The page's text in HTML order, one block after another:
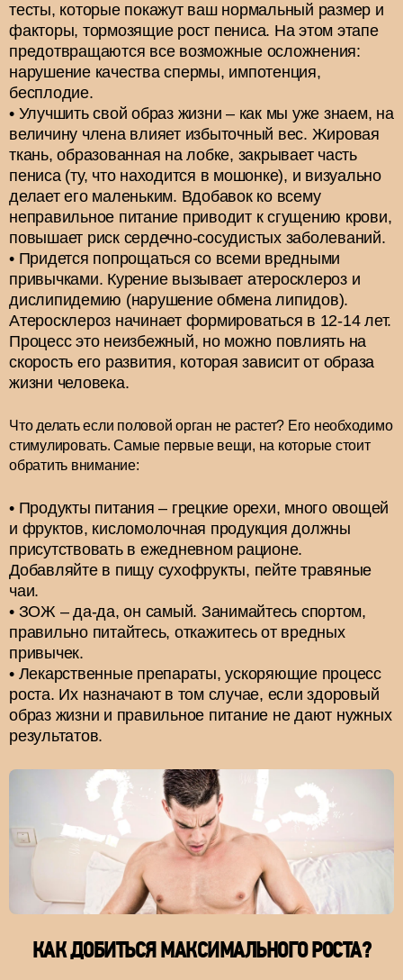
тесты, которые покажут ваш нормальный размер и
факторы, тормозящие рост пениса. На этом этапе
предотвращаются все возможные осложнения:
нарушение качества спермы, импотенция,
бесплодие.
Улучшить свой образ жизни – как мы уже знаем, на
величину члена влияет избыточный вес. Жировая
ткань, образованная на лобке, закрывает часть
пениса (ту, что находится в мошонке), и визуально
делает его маленьким. Вдобавок ко всему
неправильное питание приводит к сгущению крови,
повышает риск сердечно-сосудистых заболеваний.
Придется попрощаться со всеми вредными
привычками. Курение вызывает атеросклероз и
дислипидемию (нарушение обмена липидов).
Атеросклероз начинает формироваться в 12-14 лет.
Процесс это неизбежный, но можно повлиять на
скорость его развития, которая зависит от образа
жизни человека.
Что делать если половой орган не растет? Его необходимо
стимулировать. Самые первые вещи, на которые стоит
обратить внимание:
Продукты питания – грецкие орехи, много овощей
и фруктов, кисломолочная продукция должны
присутствовать в ежедневном рационе.
Добавляйте в пищу сухофрукты, пейте травяные
чаи.
ЗОЖ – да-да, он самый. Занимайтесь спортом,
правильно питайтесь, откажитесь от вредных
привычек.
Лекарственные препараты, ускоряющие процесс
роста. Их назначают в том случае, если здоровый
образ жизни и правильное питание не дают нужных
результатов.
КАК ДОБИТЬСЯ МАКСИМАЛЬНОГО РОСТА?